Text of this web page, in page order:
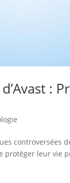
:
controversées
leur vie